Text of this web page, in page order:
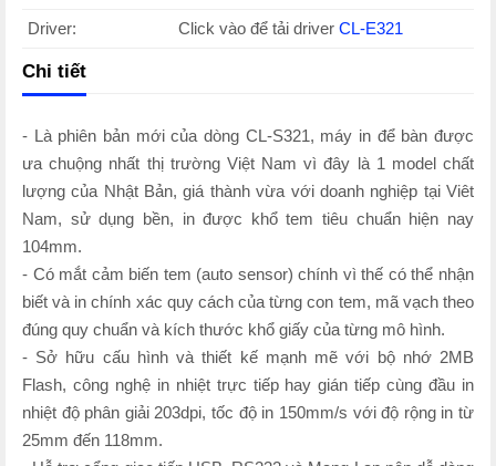
Driver: Click vào để tải driver CL-E321
Chi tiết
- Là phiên bản mới của dòng CL-S321, máy in để bàn được
ưa chuộng nhất thị trường Việt Nam vì đây là 1 model chất
lượng của Nhật Bản, giá thành vừa với doanh nghiệp tại Viêt
Nam, sử dụng bền, in được khổ tem tiêu chuẩn hiện nay
104mm.
- Có mắt cảm biến tem (auto sensor) chính vì thế có thể nhận
biết và in chính xác quy cách của từng con tem, mã vạch theo
đúng quy chuẩn và kích thước khổ giấy của từng mô hình.
- Sở hữu cấu hình và thiết kế mạnh mẽ với bộ nhớ 2MB
Flash, công nghệ in nhiệt trực tiếp hay gián tiếp cùng đầu in
nhiệt độ phân giải 203dpi, tốc độ in 150mm/s với độ rộng in từ
25mm đến 118mm.